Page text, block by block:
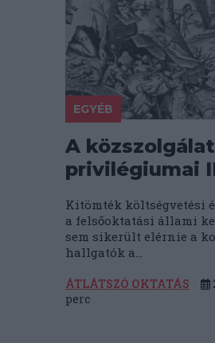
EGYÉB
A
privilégiumai
Kitömték költségvetési
a felsőoktatási állami
sem sikerült elérnie a
hallgatók a...
ÁTLÁTSZÓ OKTATÁS
perc